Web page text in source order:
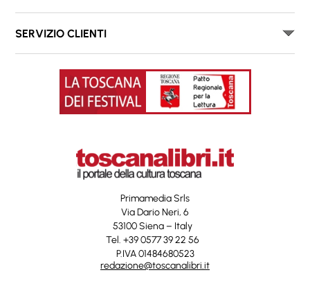
SERVIZIO CLIENTI
Primamedia Srls
Via Dario Neri, 6
53100 Siena – Italy
Tel. +39 0577 39 22 56
P.IVA 01484680523
redazione@toscanalibri.it